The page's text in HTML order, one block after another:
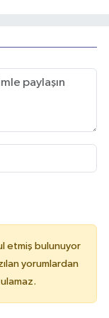
etmiş bulunuyor
yorumlardan